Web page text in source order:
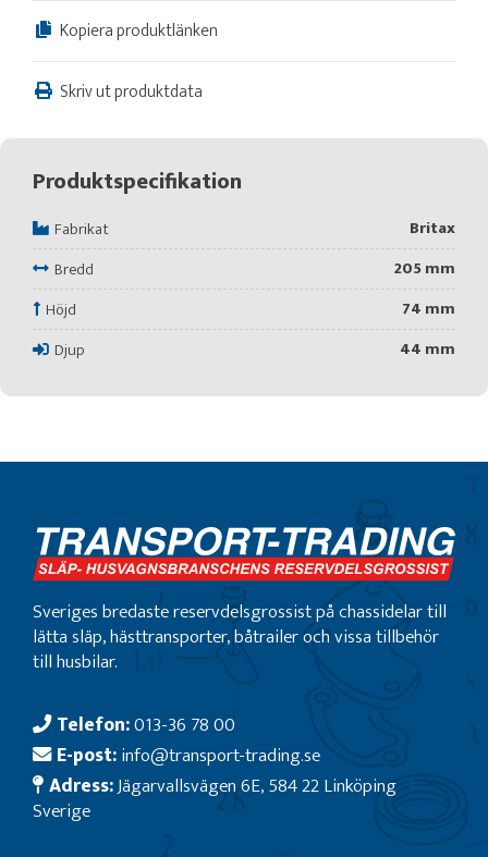
Kopiera produktlänken
Skriv ut produktdata
Produktspecifikation
Fabrikat
Britax
Bredd
205 mm
Höjd
74 mm
Djup
44 mm
Sveriges bredaste reservdelsgrossist på chassidelar till
lätta släp, hästtransporter, båtrailer och vissa tillbehör
till husbilar.
Telefon:013-36 78 00
E-post:info@transport-trading.se
Adress:Jägarvallsvägen 6E, 584 22 Linköping
Sverige